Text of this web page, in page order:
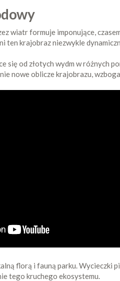
wiatr formuje imponujące,
ten krajobraz niezwykle
od złotych wydm w różnych
nowe oblicze krajobrazu,
florą i fauną parku. Wycieczki
tego kruchego ekosystemu.